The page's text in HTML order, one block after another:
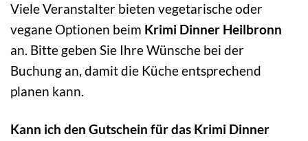
Viele Veranstalter bieten vegetarische oder
vegane Optionen beim Krimi Dinner Heilbronn
an. Bitte geben Sie Ihre Wünsche bei der
Buchung an, damit die Küche entsprechend
planen kann.
Kann ich den Gutschein für das Krimi Dinner